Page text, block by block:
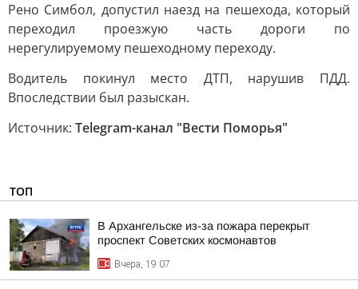
Рено Симбол, допустил наезд на пешехода, который
переходил проезжую часть дороги по
нерегулируемому пешеходному переходу.
Водитель покинул место ДТП, нарушив ПДД.
Впоследствии был разыскан.
Источник: Telegram-канал "Вести Поморья"
ТОП
В Архангельске из-за пожара перекрыт
проспект Советских космонавтов
Вчера, 19:07